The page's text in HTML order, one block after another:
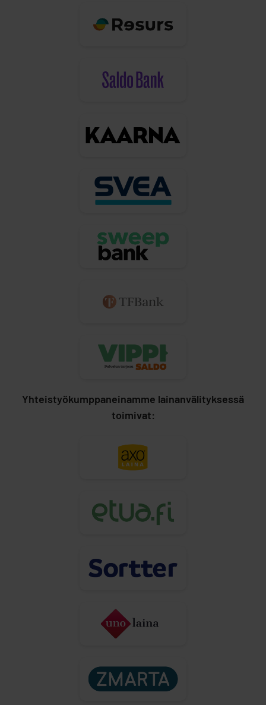
Yhteistyökumppaneinamme lainanvälityksessä
toimivat: